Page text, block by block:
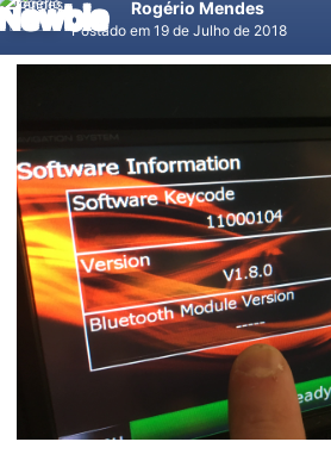
Rogério Mendes
Postado em 19 de Julho de 2018